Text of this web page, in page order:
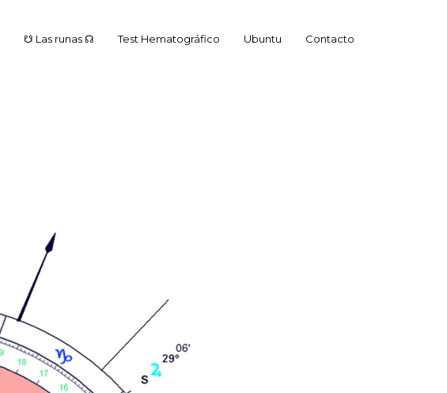
☋ Las runas ☊ Test Hematográfico Ubuntu Contacto